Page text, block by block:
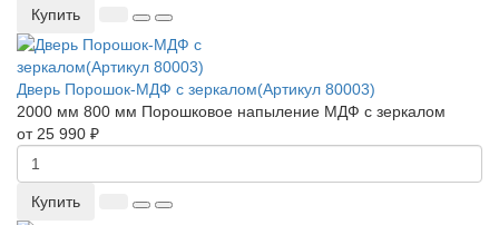
Купить
Дверь Порошок-МДФ с зеркалом(Артикул 80003)
2000 мм 800 мм Порошковое напыление МДФ с зеркалом
от 25 990 ₽
Купить